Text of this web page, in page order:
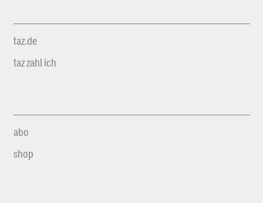
taz.de
taz zahl ich
abo
shop